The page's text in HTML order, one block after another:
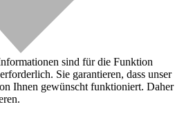
sind für die Funktion
Sie garantieren, dass unser
Ihnen gewünscht funktioniert. Daher